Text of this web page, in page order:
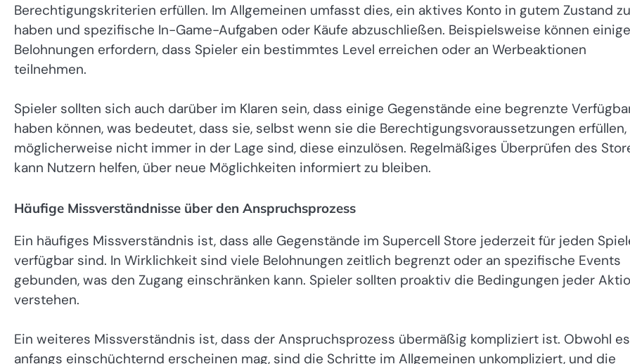
Berechtigungskriterien erfüllen. Im Allgemeinen umfasst dies, ein aktives Konto in gutem Zustand zu
haben und spezifische In-Game-Aufgaben oder Käufe abzuschließen. Beispielsweise können einige
Belohnungen erfordern, dass Spieler ein bestimmtes Level erreichen oder an Werbeaktionen
teilnehmen.
Spieler sollten sich auch darüber im Klaren sein, dass einige Gegenstände eine begrenzte
haben können, was bedeutet, dass sie, selbst wenn sie die Berechtigungsvoraussetzungen erfüllen,
möglicherweise nicht immer in der Lage sind, diese einzulösen. Regelmäßiges Überprüfen des
kann Nutzern helfen, über neue Möglichkeiten informiert zu bleiben.
Häufige Missverständnisse über den Anspruchsprozess
Ein häufiges Missverständnis ist, dass alle Gegenstände im Supercell Store jederzeit für jeden
verfügbar sind. In Wirklichkeit sind viele Belohnungen zeitlich begrenzt oder an spezifische Events
gebunden, was den Zugang einschränken kann. Spieler sollten proaktiv die Bedingungen jeder
verstehen.
Ein weiteres Missverständnis ist, dass der Anspruchsprozess übermäßig kompliziert ist. Obwohl es
anfangs einschüchternd erscheinen mag, sind die Schritte im Allgemeinen unkompliziert, und die